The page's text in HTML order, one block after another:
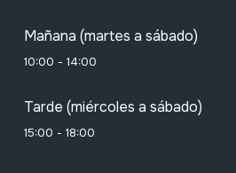
Mañana (martes a sábado)
10:00 - 14:00
Tarde (miércoles a sábado)
15:00 - 18:00